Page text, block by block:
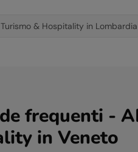
Turismo & Hospitality in Lombardia
frequenti -
in Veneto